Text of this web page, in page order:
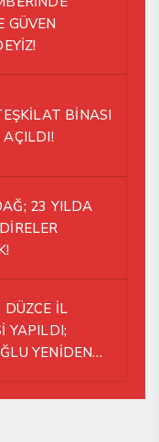
GÜVEN
BİNASI
AÇILDI!
23 YILDA
İL
YAPILDI;
YENİDEN